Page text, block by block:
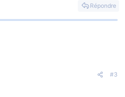
Répondre
#3